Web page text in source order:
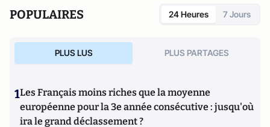
POPULAIRES 24 Heures 7 Jours
PLUS LUS PLUS PARTAGES
1Les Français moins riches que la moyenne
européenne pour la 3e année consécutive : jusqu'où
ira le grand déclassement ?